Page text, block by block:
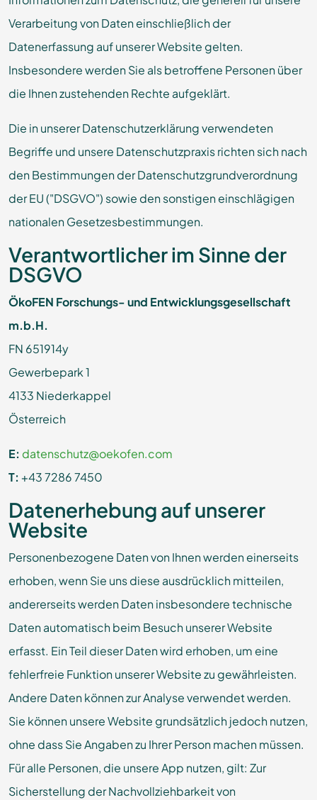
Verarbeitung von Daten einschließlich der
Datenerfassung auf unserer Website gelten.
Insbesondere werden Sie als betroffene Personen über
die Ihnen zustehenden Rechte aufgeklärt.
Die in unserer Datenschutzerklärung verwendeten
Begriffe und unsere Datenschutzpraxis richten sich nach
den Bestimmungen der Datenschutzgrundverordnung
der EU ("DSGVO") sowie den sonstigen einschlägigen
nationalen Gesetzesbestimmungen.
Verantwortlicher im Sinne der
DSGVO
ÖkoFEN Forschungs- und Entwicklungsgesellschaft
m.b.H.
FN 651914y
Gewerbepark 1
4133 Niederkappel
Österreich
E: datenschutz@oekofen.com
T: +43 7286 7450
Datenerhebung auf unserer
Website
Personenbezogene Daten von Ihnen werden einerseits
erhoben, wenn Sie uns diese ausdrücklich mitteilen,
andererseits werden Daten insbesondere technische
Daten automatisch beim Besuch unserer Website
erfasst. Ein Teil dieser Daten wird erhoben, um eine
fehlerfreie Funktion unserer Website zu gewährleisten.
Andere Daten können zur Analyse verwendet werden.
Sie können unsere Website grundsätzlich jedoch nutzen,
ohne dass Sie Angaben zu Ihrer Person machen müssen.
Für alle Personen, die unsere App nutzen, gilt: Zur
Sicherstellung der Nachvollziehbarkeit von